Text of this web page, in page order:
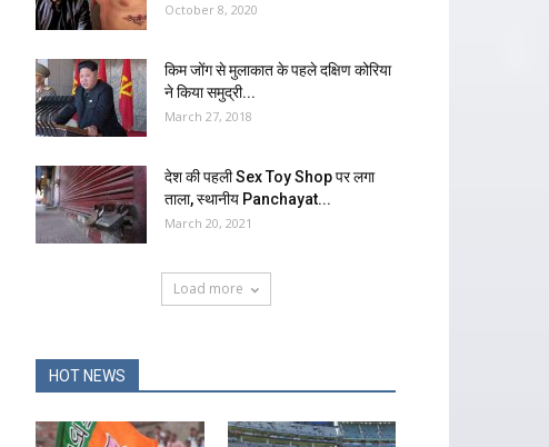
October 8, 2020
किम जोंग से मुलाकात के पहले दक्षिण कोरिया
ने किया समुद्री...
March 27, 2018
देश की पहली Sex Toy Shop पर लगा
ताला, स्थानीय Panchayat...
March 20, 2021
Load more
HOT NEWS